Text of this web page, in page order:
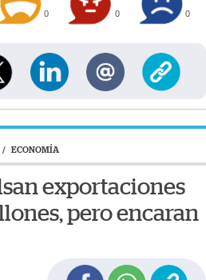
0 0 0
/ ECONOMÍA
exportaciones
pero encaran